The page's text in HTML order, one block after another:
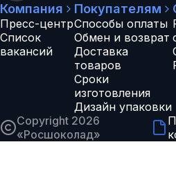
Компания
Пресс-центр
Список
вакансий
Покупателям
Способы оплаты
Обмен и возврат
Доставка
товаров
Сроки
изготовления
Дизайн упаковки
Copyright 2026
«Росшоколад»